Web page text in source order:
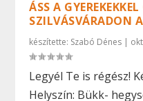
ÁSS A
SZILVÁSVÁRADON
készítette: Szabó Dénes |
Legyél Te is régész!
Helyszín: Bükk-